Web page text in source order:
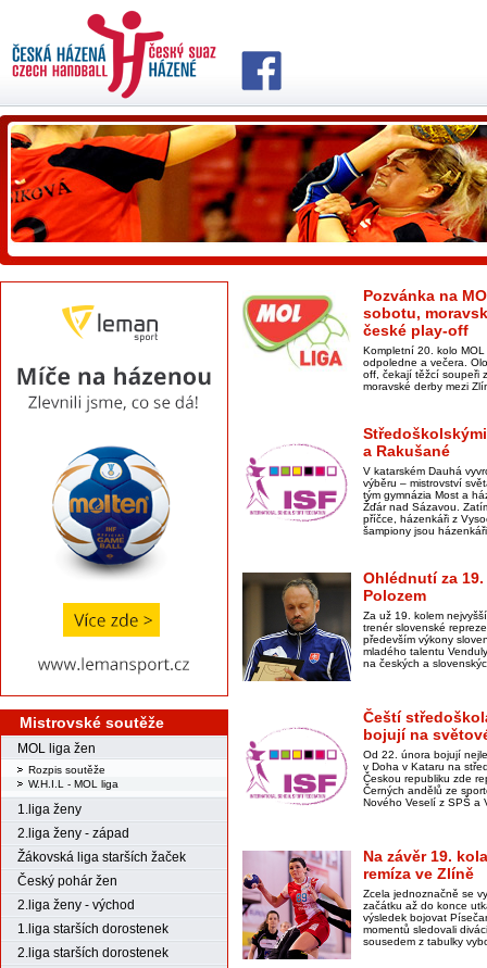
Mistrovské soutěže
MOL liga žen
Rozpis soutěže
W.H.I.L - MOL liga
1.liga ženy
2.liga ženy - západ
Žákovská liga starších žaček
Český pohár žen
2.liga ženy - východ
1.liga starších dorostenek
2.liga starších dorostenek
Pozvánka na
sobotu,
české play-off
Kompletní 20. kolo
odpoledne a večera.
off, čekají těžcí soupeři
moravské derby mezi
a Rakušané
V katarském Dauhá
výběru – mistrovství
tým gymnázia Most a
Žďár nad Sázavou.
příčce, házenkáři z
šampiony jsou
Ohlédnutí za
Polozem
Za už 19. kolem
trenér slovenské
především výkony
mladého talentu
na českých a
Čeští
bojují na
Od 22. února bojují
v Doha v Kataru na
Českou republiku zde
Černých andělů ze
Nového Veselí z SPŠ a
Na závěr 19.
remíza ve Zlíně
Zcela jednoznačně se
začátku až do konce
výsledek bojovat
momentů sledovali
sousedem z tabulky